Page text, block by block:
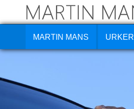
MARTIN MANS